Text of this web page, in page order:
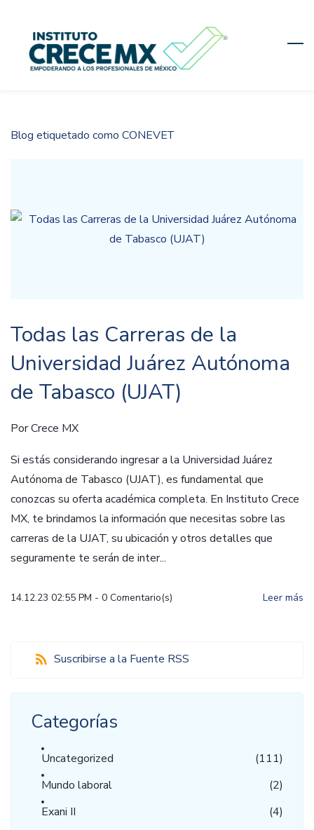
content
Blog etiquetado como CONEVET
Todas las Carreras de la
Universidad Juárez Autónoma
de Tabasco (UJAT)
PorCrece MX
Si estás considerando ingresar a la Universidad Juárez
Autónoma de Tabasco (UJAT), es fundamental que
conozcas su oferta académica completa. En Instituto Crece
MX, te brindamos la información que necesitas sobre las
carreras de la UJAT, su ubicación y otros detalles que
seguramente te serán de inter...
14.12.23 02:55 PM - 0 Comentario(s) Leer más
Suscribirse a la Fuente RSS
Categorías
Uncategorized
(111)
Mundo laboral
(2)
Exani II
(4)